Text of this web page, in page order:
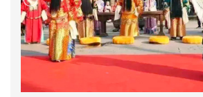
Khương đã bị tổn hại nghiêm trọng
Vấn Xuyên năm 2008. Để khôi
ban đầu của thành cổ cũng như
tộc thiểu số, văn hóa dân tộc
Quốc đã đầu tư một lượng tiền